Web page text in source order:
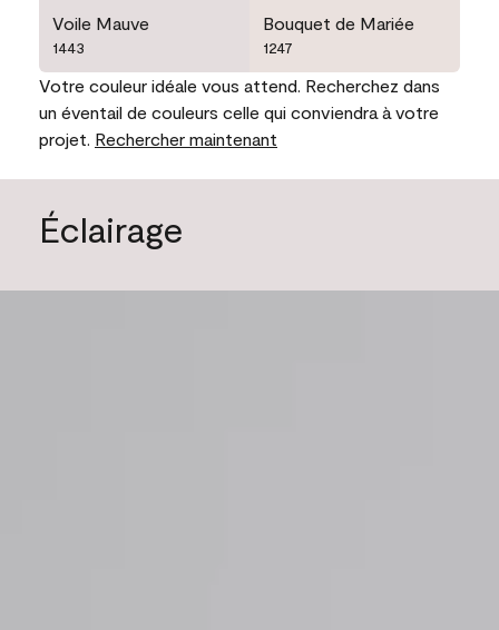
Voile Mauve
1443
Bouquet de Mariée
1247
Votre couleur idéale vous attend. Recherchez dans
un éventail de couleurs celle qui conviendra à votre
projet. Rechercher maintenant
Éclairage